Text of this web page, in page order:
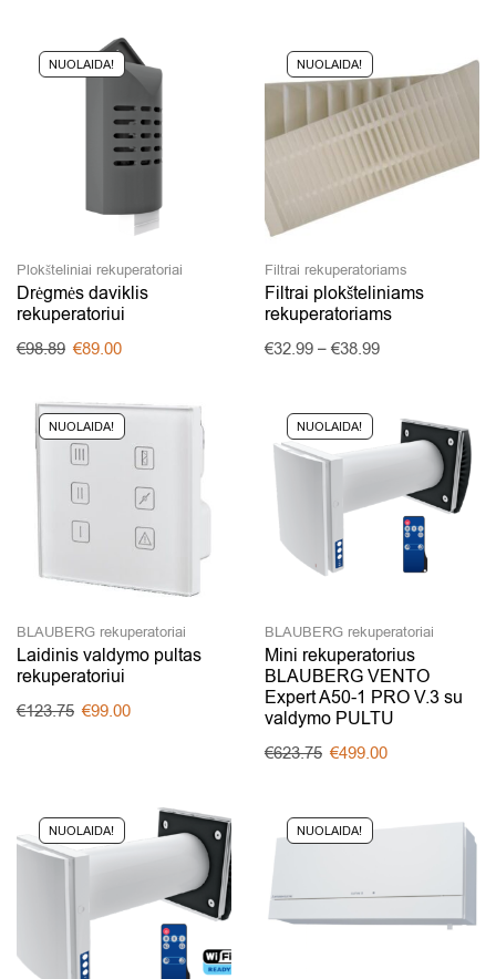
NUOLAIDA!
Plokšteliniai rekuperatoriai
Drėgmės daviklis
rekuperatoriui
€98.89 €89.00
NUOLAIDA!
Filtrai rekuperatoriams
Filtrai plokšteliniams
rekuperatoriams
€32.99 – €38.99
NUOLAIDA!
BLAUBERG rekuperatoriai
Laidinis valdymo pultas
rekuperatoriui
€123.75 €99.00
NUOLAIDA!
BLAUBERG rekuperatoriai
Mini rekuperatorius
BLAUBERG VENTO
Expert A50-1 PRO V.3 su
valdymo PULTU
€623.75 €499.00
NUOLAIDA! NUOLAIDA!